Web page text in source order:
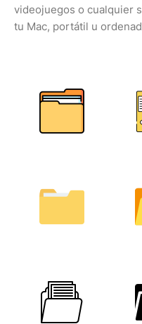
videojuegos o cualquier
tu Mac, portátil u